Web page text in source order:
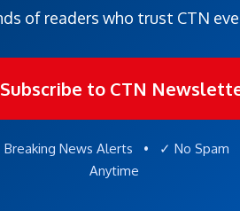
of readers who trust CTN
to CTN
News Alerts • ✓ No Spam
Anytime